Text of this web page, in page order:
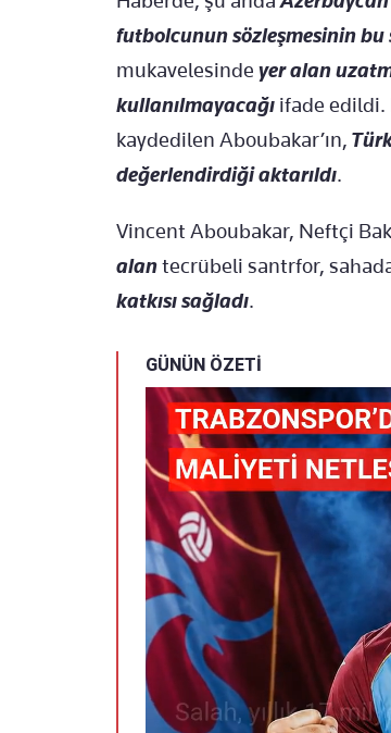
futbolcunun sözleşmesinin
mukavelesinde yer alan
kullanılmayacağı ifade edildi.
kaydedilen Aboubakar’ın,
değerlendirdiği aktarıldı.
Vincent Aboubakar, Neftçi
alantecrübeli santrfor,
katkısı sağladı.
GÜNÜN ÖZETİ